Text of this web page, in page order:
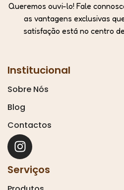
Queremos ouvi-lo! Fale
as vantagens exclusivas
satisfação está no centro
Institucional
Sobre Nós
Blog
Contactos
Serviços